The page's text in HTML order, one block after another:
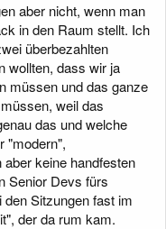
aber nicht, wenn man
in den Raum stellt. Ich
überbezahlten
wollten, dass wir ja
müssen und das ganze
weil das
das und welche
"modern",
keine handfesten
Senior Devs fürs
Sitzungen fast im
der da rum kam.